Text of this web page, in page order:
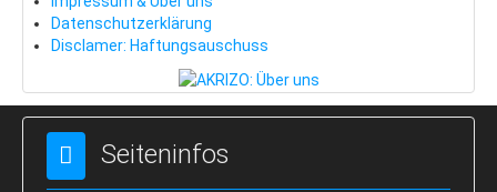
Datenschutzerklärung
Disclamer: Haftungsauschuss
Seiteninfos